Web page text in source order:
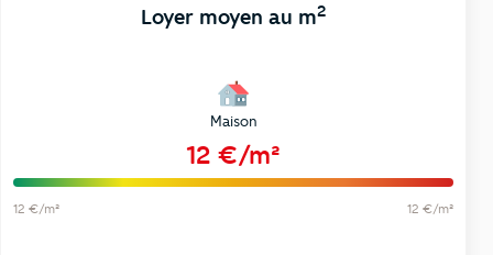
Loyer moyen au m2
Maison
12 €/m²
12 €/m² 12 €/m²